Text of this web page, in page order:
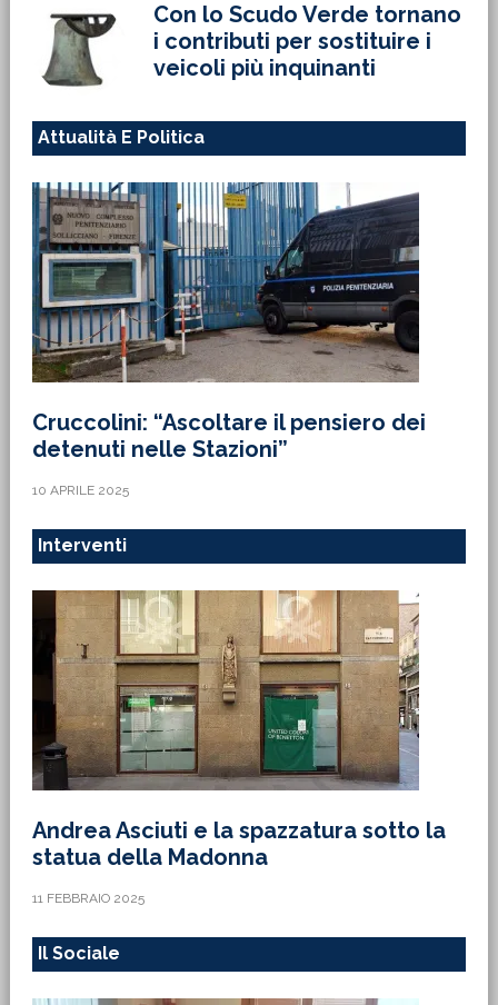
Con lo Scudo Verde tornano
i contributi per sostituire i
veicoli più inquinanti
Attualità E Politica
Cruccolini: “Ascoltare il pensiero dei
detenuti nelle Stazioni”
10 APRILE 2025
Interventi
Andrea Asciuti e la spazzatura sotto la
statua della Madonna
11 FEBBRAIO 2025
Il Sociale